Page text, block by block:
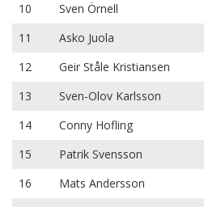
10
Sven Örnell
11
Asko Juola
12
Geir Ståle Kristiansen
13
Sven-Olov Karlsson
14
Conny Hofling
15
Patrik Svensson
16
Mats Andersson